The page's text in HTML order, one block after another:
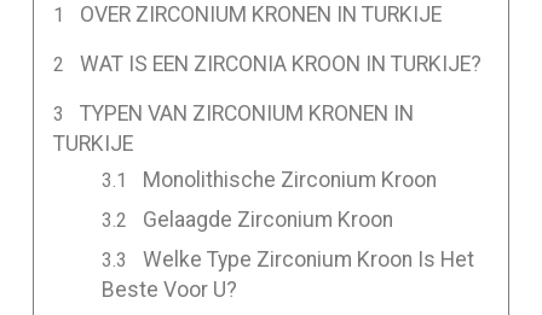
OVER ZIRCONIUM KRONEN IN TURKIJE
WAT IS EEN ZIRCONIA KROON IN TURKIJE?
TYPEN VAN ZIRCONIUM KRONEN IN
TURKIJE
Monolithische Zirconium Kroon
Gelaagde Zirconium Kroon
Welke Type Zirconium Kroon Is Het
Beste Voor U?